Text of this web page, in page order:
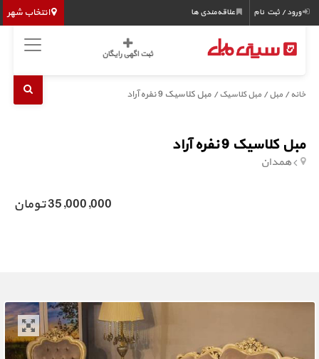
انتخاب شهر ورود / ثبت نام علاقه‌مندی ها
ثبت اگهی رایگان
خانه /مبل/مبل کلاسیک/ مبل کلاسیک 9 نفره آراد
مبل کلاسیک 9 نفره آراد
همدان
35,000,000 تومان